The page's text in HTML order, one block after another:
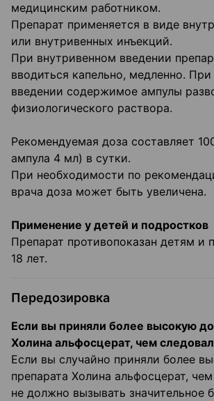
медицинским работником.
Препарат применяется в виде
или внутривенных инъекций.
При внутривенном введении
вводиться капельно, медленно.
введении содержимое ампулы
физиологического раствора.
Рекомендуемая доза составляет
ампула 4 мл) в сутки.
При необходимости по
врача доза может быть увеличена.
Применение у детей и подростков
Препарат противопоказан детям и
18 лет.
Передозировка
Если вы приняли более высокую
Холина альфосцерат, чем
Если вы случайно приняли более
препарата Холина альфосцерат,
не должно вызывать значительное